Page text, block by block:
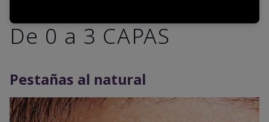
De 0 a 3 CAPAS
Pestañas al natural